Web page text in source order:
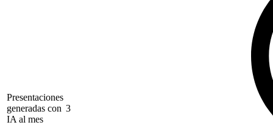
Presentaciones
generadas con
IA al mes
3